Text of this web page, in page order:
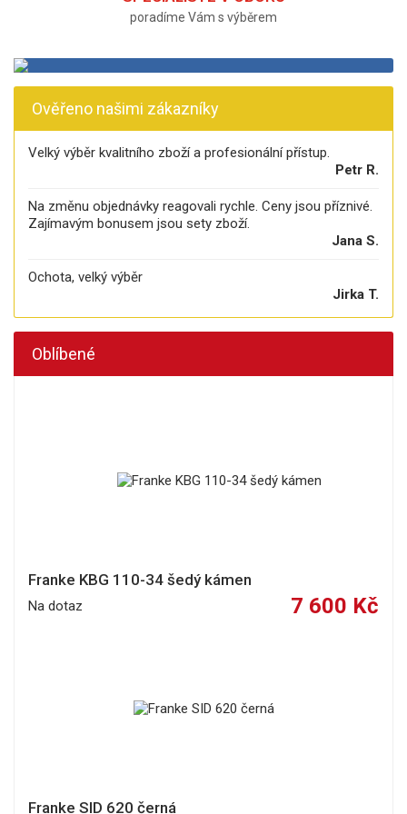
poradíme Vám s výběrem
Ověřeno našimi zákazníky
Velký výběr kvalitního zboží a profesionální přístup.
Petr R.
Na změnu objednávky reagovali rychle. Ceny jsou příznivé.
Zajímavým bonusem jsou sety zboží.
Jana S.
Ochota, velký výběr
Jirka T.
Oblíbené
Franke KBG 110-34 šedý kámen
Na dotaz 7 600 Kč
Franke SID 620 černá